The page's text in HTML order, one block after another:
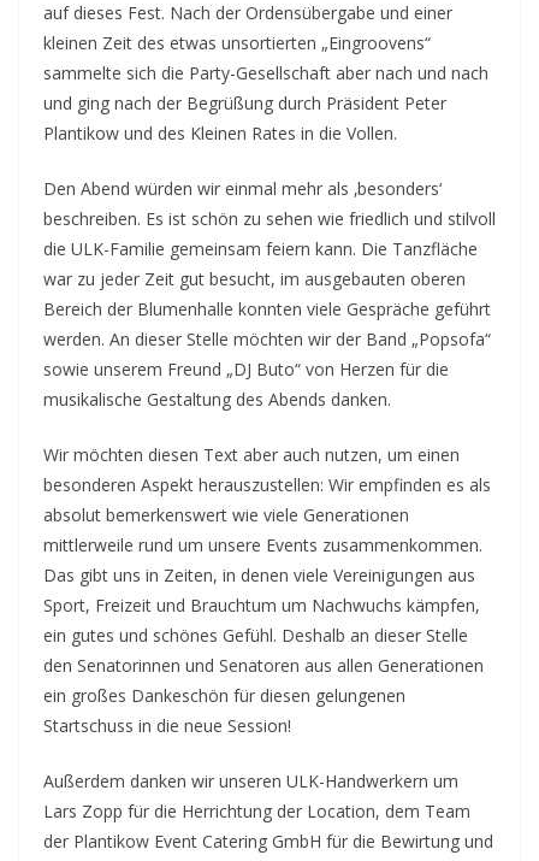
auf dieses Fest. Nach der Ordensübergabe und einer
kleinen Zeit des etwas unsortierten „Eingroovens“
sammelte sich die Party-Gesellschaft aber nach und nach
und ging nach der Begrüßung durch Präsident Peter
Plantikow und des Kleinen Rates in die Vollen.
Den Abend würden wir einmal mehr als ‚besonders‘
beschreiben. Es ist schön zu sehen wie friedlich und stilvoll
die ULK-Familie gemeinsam feiern kann. Die Tanzfläche
war zu jeder Zeit gut besucht, im ausgebauten oberen
Bereich der Blumenhalle konnten viele Gespräche geführt
werden. An dieser Stelle möchten wir der Band „Popsofa“
sowie unserem Freund „DJ Buto“ von Herzen für die
musikalische Gestaltung des Abends danken.
Wir möchten diesen Text aber auch nutzen, um einen
besonderen Aspekt herauszustellen: Wir empfinden es als
absolut bemerkenswert wie viele Generationen
mittlerweile rund um unsere Events zusammenkommen.
Das gibt uns in Zeiten, in denen viele Vereinigungen aus
Sport, Freizeit und Brauchtum um Nachwuchs kämpfen,
ein gutes und schönes Gefühl. Deshalb an dieser Stelle
den Senatorinnen und Senatoren aus allen Generationen
ein großes Dankeschön für diesen gelungenen
Startschuss in die neue Session!
Außerdem danken wir unseren ULK-Handwerkern um
Lars Zopp für die Herrichtung der Location, dem Team
der Plantikow Event Catering GmbH für die Bewirtung und